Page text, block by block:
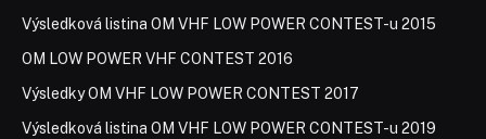
Výsledková listina OM VHF LOW POWER CONTEST-u 2015
OM LOW POWER VHF CONTEST 2016
Výsledky OM VHF LOW POWER CONTEST 2017
Výsledková listina OM VHF LOW POWER CONTEST-u 2019